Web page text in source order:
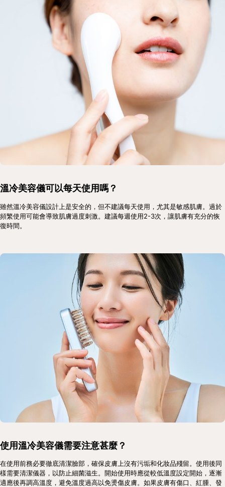
溫冷美容儀可以每天使用嗎？
雖然溫冷美容儀設計上是安全的，但不建議每天使用，尤其是敏感肌膚。過於
頻繁使用可能會導致肌膚過度刺激。建議每週使用2-3次，讓肌膚有充分的恢
復時間。
使用溫冷美容儀需要注意甚麼？
在使用前務必要徹底清潔臉部，確保皮膚上沒有污垢和化妝品殘留。使用後同
樣需要清潔儀器，以防止細菌滋生。開始使用時應從較低溫度設定開始，逐漸
適應後再調高溫度，避免溫度過高以免燙傷皮膚。如果皮膚有傷口、紅腫、發